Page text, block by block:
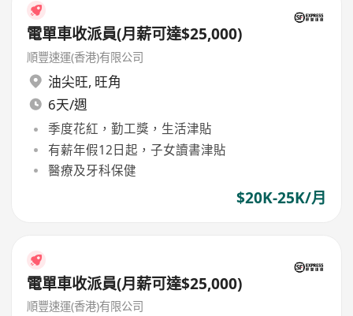
電單車收派員(月薪可達$25,000)
順豐速運(香港)有限公司
油尖旺, 旺角
6天/週
季度花紅，勤工獎，生活津貼
有薪年假12日起，子女讀書津貼
醫療及牙科保健
$20K-25K/月
電單車收派員(月薪可達$25,000)
順豐速運(香港)有限公司